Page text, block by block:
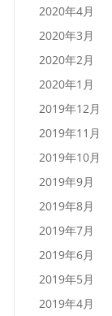
2020年4月
2020年3月
2020年2月
2020年1月
2019年12月
2019年11月
2019年10月
2019年9月
2019年8月
2019年7月
2019年6月
2019年5月
2019年4月